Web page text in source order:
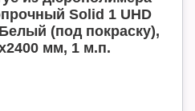
Solid 1 UHD
(под покраску),
мм, 1 м.п.